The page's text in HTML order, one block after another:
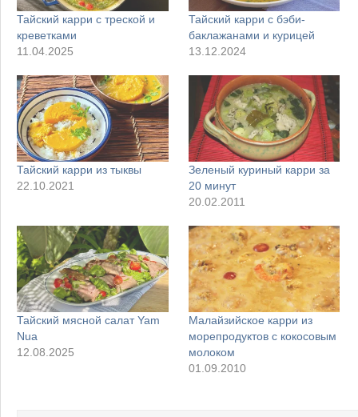
Тайский карри с треской и
креветками
11.04.2025
Тайский карри с бэби-
баклажанами и курицей
13.12.2024
Тайский карри из тыквы
22.10.2021
Зеленый куриный карри за
20 минут
20.02.2011
Тайский мясной салат Yam
Nua
12.08.2025
Малайзийское карри из
морепродуктов с кокосовым
молоком
01.09.2010